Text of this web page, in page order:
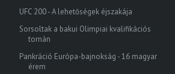
UFC 200 - A lehetőségek éjszakája
Sorsoltak a bakui Olimpiai kvalifikációs
tornán
Pankráció Európa-bajnokság - 16 magyar
érem